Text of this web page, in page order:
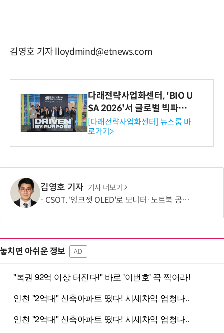
김영호 기자 lloydmind@etnews.com
다래전략사업화센터, 'BIO U
SA 2026'서 글로벌 빅파마
와의 비즈니스 미팅 지원…K
-바이오 해외 진출 교두보 확
보
[다래전략사업화센터] 뉴스룸 바
로가기>
김영호 기자 기사 더보기
CSOT, '잉크젯 OLED'로 모니터·노트북 공략 본격화…MSI 모니터 공개
놓치면 아쉬운 정보 AD